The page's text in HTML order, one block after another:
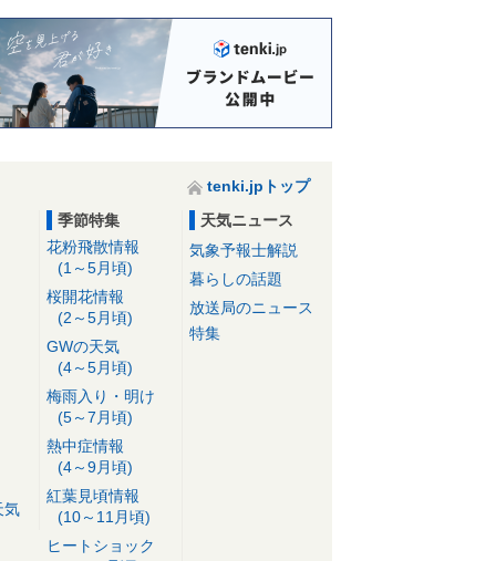
tenki.jpトップ
気
季節特集
花粉飛散情報
(1～5月頃)
桜開花情報
(2～5月頃)
GWの天気
(4～5月頃)
梅雨入り・明け
(5～7月頃)
熱中症情報
(4～9月頃)
紅葉見頃情報
(10～11月頃)
ヒートショック
天気ニュース
気象予報士解説
暮らしの話題
放送局のニュース
特集